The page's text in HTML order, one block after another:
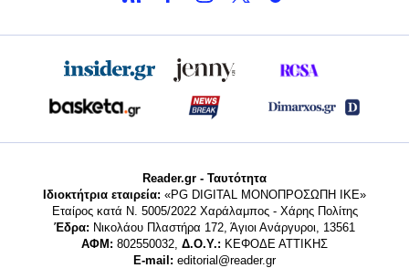
Reader.gr - Ταυτότητα
Ιδιοκτήτρια εταιρεία: «PG DIGITAL MONΟΠΡΟΣΩΠΗ ΙΚΕ»
Εταίρος κατά Ν. 5005/2022 Χαράλαμπος - Χάρης Πολίτης
Έδρα: Νικολάου Πλαστήρα 172, Άγιοι Ανάργυροι, 13561
ΑΦΜ: 802550032, Δ.Ο.Υ.: ΚΕΦΟΔΕ ΑΤΤΙΚΗΣ
E-mail: editorial@reader.gr